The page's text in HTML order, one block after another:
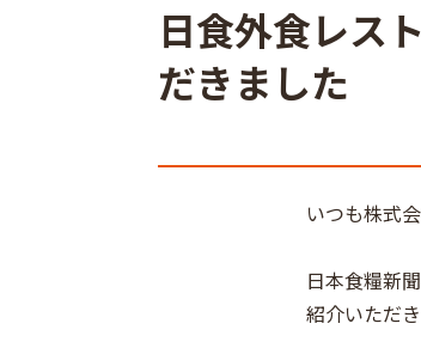
日食外食レス
だきました
いつも株式
日本食糧新
紹介いただ